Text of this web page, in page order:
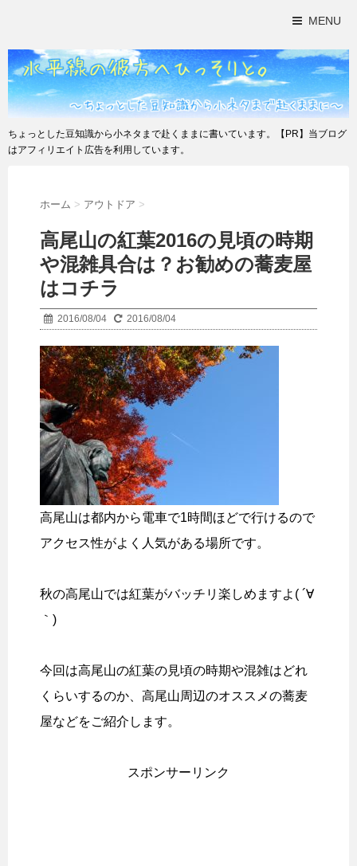
MENU
ちょっとした豆知識から小ネタまで赴くままに書いています。【PR】当ブログ
はアフィリエイト広告を利用しています。
ホーム > アウトドア >
高尾山の紅葉2016の見頃の時期
や混雑具合は？お勧めの蕎麦屋
はコチラ
2016/08/04 2016/08/04
高尾山は都内から電車で1時間ほどで行けるので
アクセス性がよく人気がある場所です。
秋の高尾山では紅葉がバッチリ楽しめますよ( ´∀
｀)
今回は高尾山の紅葉の見頃の時期や混雑はどれ
くらいするのか、高尾山周辺のオススメの蕎麦
屋などをご紹介します。
スポンサーリンク